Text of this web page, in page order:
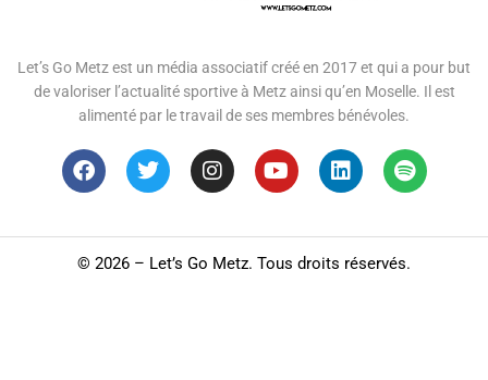
Let’s Go Metz est un média associatif créé en 2017 et qui a pour but
de valoriser l’actualité sportive à Metz ainsi qu’en Moselle. Il est
alimenté par le travail de ses membres bénévoles.
© 2026 – Let’s Go Metz. Tous droits réservés.